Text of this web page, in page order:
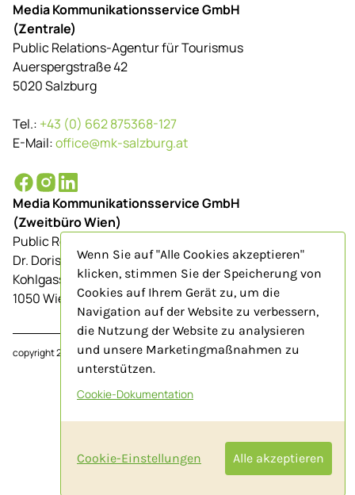
Media Kommunikationsservice GmbH
(Zentrale)
Public Relations-Agentur für Tourismus
Auerspergstraße 42
5020 Salzburg
Tel.: +43 (0) 662 875368-127
E-Mail:office@mk-salzburg.at
Media Kommunikationsservice GmbH
(Zweitbüro Wien)
Public Relations-Agentur für Tourismus
Dr. Doris Schenkenfelder
Kohlgasse 9/Top 23
1050 Wien
copyright 2024www.mk-salzburg.at
Datenschutz
Wenn Sie auf "Alle Cookies akzeptieren"
klicken, stimmen Sie der Speicherung von
Cookies auf Ihrem Gerät zu, um die
Navigation auf der Website zu verbessern,
die Nutzung der Website zu analysieren
und unsere Marketingmaßnahmen zu
unterstützen.
Cookie-Dokumentation
Cookie-Einstellungen Alle akzeptieren